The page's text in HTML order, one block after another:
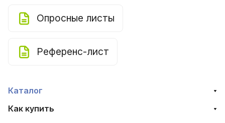
Опросные листы
Референс-лист
Каталог
Как купить